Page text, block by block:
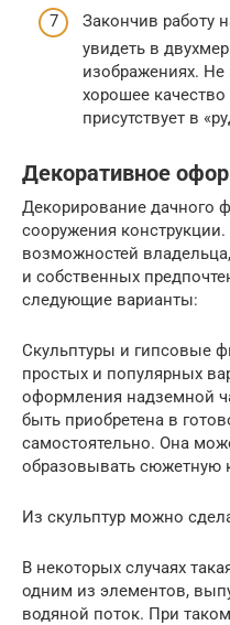
Закончив работу
увидеть в
изображениях. Не
хорошее
присутствует в
Декоративное
Декорирование дачного
сооружения
возможностей
и собственных
следующие варианты:
Скульптуры и гипсовые
простых и популярных
оформления надземной
быть приобретена в
самостоятельно. Она
образовывать сюжетную
Из скульптур можно
В некоторых случаях
одним из элементов,
водяной поток. При